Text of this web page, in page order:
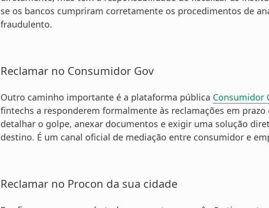
se os bancos cumpriram corretamente os procedimentos de
fraudulento.
Reclamar no Consumidor Gov
Outro caminho importante é a plataforma pública Consumidor
fintechs a responderem formalmente às reclamações em
detalhar o golpe, anexar documentos e exigir uma solução
destino. É um canal oficial de mediação entre consumidor e
Reclamar no Procon da sua cidade